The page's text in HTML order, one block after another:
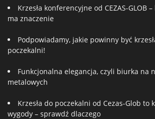
Krzesła konferencyjne od CEZAS-GLOB
ma znaczenie
Podpowiadamy, jakie powinny być
poczekalni!
Funkcjonalna elegancja, czyli biurka na
metalowych
Krzesła do poczekalni od Cezas-Glob to
wygody – sprawdź dlaczego